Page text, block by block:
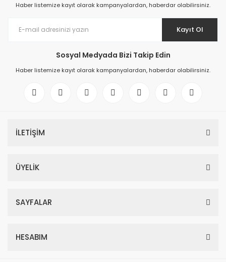
Haber listemize kayıt olarak kampanyalardan, haberdar olabilirsiniz.
Kayıt Ol
Sosyal Medyada Bizi Takip Edin
Haber listemize kayıt olarak kampanyalardan, haberdar olabilirsiniz.
İLETİŞİM
ÜYELİK
SAYFALAR
HESABIM